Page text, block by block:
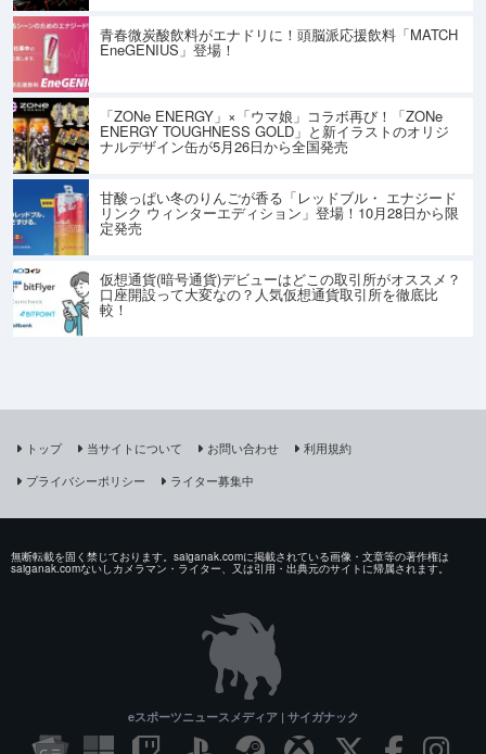
青春微炭酸飲料がエナドリに！頭脳派応援飲料「MATCH
EneGENIUS」登場！
「ZONe ENERGY」×「ウマ娘」コラボ再び！「ZONe
ENERGY TOUGHNESS GOLD」と新イラストのオリジ
ナルデザイン缶が5月26日から全国発売
甘酸っぱい冬のりんごが香る「レッドブル・ エナジード
リンク ウィンターエディション」登場！10月28日から限
定発売
仮想通貨(暗号通貨)デビューはどこの取引所がオススメ？
口座開設って大変なの？人気仮想通貨取引所を徹底比
較！
トップ 当サイトについて お問い合わせ
利用規約
プライバシーポリシー
ライター募集中
無断転載を固く禁じております。saiganak.comに掲載されている画像・文章等の著作権は
saiganak.comないしカメラマン・ライター、又は引用・出典元のサイトに帰属されます。
eスポーツニュースメディア | サイガナック